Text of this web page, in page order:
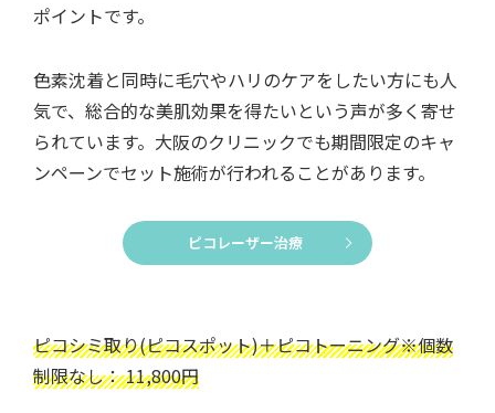
ポイントです。
色素沈着と同時に毛穴やハリのケアをしたい方にも人
気で、総合的な美肌効果を得たいという声が多く寄せ
られています。大阪のクリニックでも期間限定のキャ
ンペーンでセット施術が行われることがあります。
ピコレーザー治療
ピコシミ取り(ピコスポット)＋ピコトーニング※個数
制限なし： 11,800円